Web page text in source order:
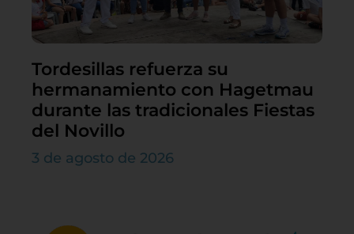
Tordesillas refuerza su
hermanamiento con Hagetmau
durante las tradicionales Fiestas
del Novillo
3 de agosto de 2026